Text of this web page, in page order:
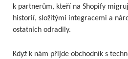
k partnerům, kteří na Shopify
historií, složitými integracemi a
ostatních odradily.
Když k nám přijde obchodník s